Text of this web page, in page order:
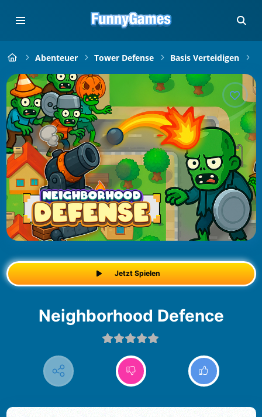
Abenteuer Tower Defense Basis Verteidigen
Jetzt Spielen
Neighborhood Defence